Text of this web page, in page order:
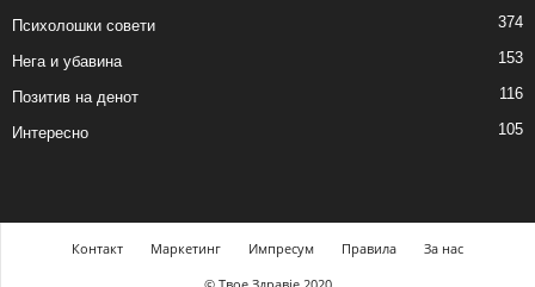
Психолошки совети 374
Нега и убавина 153
Позитив на денот 116
Интересно 105
Контакт Маркетинг Импресум Правила
За нас